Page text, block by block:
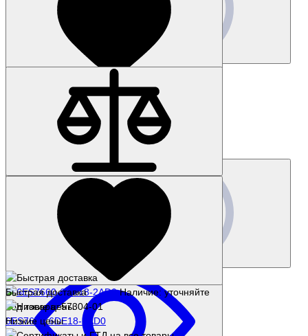
Наличие: уточняйте
Код товара: 8472-01
6ES7660-1AD61-0DB0
Цена по запросу
Наличие: уточняйте
Код товара: 57304-01
6ES7660-6DE18-2AD0
Быстрая доставка
Низкие цены